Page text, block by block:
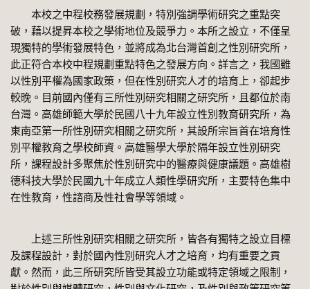
本校之中程校務發展規劃，特別強調學術研究之重點突
破，藉以提昇本校之學術地位及競爭力。本所之設立，不僅呈
現獨特的學術發展特色，並將成為北台灣首創之性別研究所，
此正符合本校中程規劃重點特色之發展方向。詳言之，我國雖
以性別平權為國家政策，但在性別研究人才的培育上，卻起步
較晚。目前國內僅有三所性別研究相關之研究所，且都位於南
台灣。高雄師範大學於民國八十九年設立性別教育研究所，為
東南亞第一所性別研究相關之研究所，其設所宗旨首在培育性
別平權教育之學校師資。高雄醫學大學於隔年設立性別研究
所，課程設計多聚焦於性別研究中的醫療與健康議題。高雄樹
德科技大學於民國九十年成立人類性學研究所，主要特色集中
在性教育，性諮商及性社會學等領域。
上述三所性別研究相關之研究所，皆各有獨特之設立目標
及課程設計，對於國內性別研究人才之培育，均有重要之貢
獻。然而，此三所研究所皆受其設立功能或特定領域之限制，